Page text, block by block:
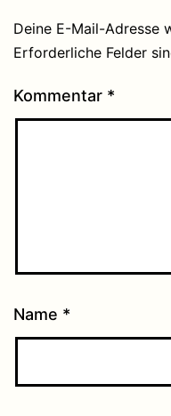
Deine E-Mail-Adresse
Erforderliche Felder
Kommentar *
Name *